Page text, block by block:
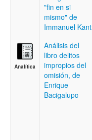
"fin en si
mismo" de
Immanuel Kant
Analítica
Análisis del
libro delitos
impropios del
omisión, de
Enrique
Bacigalupo